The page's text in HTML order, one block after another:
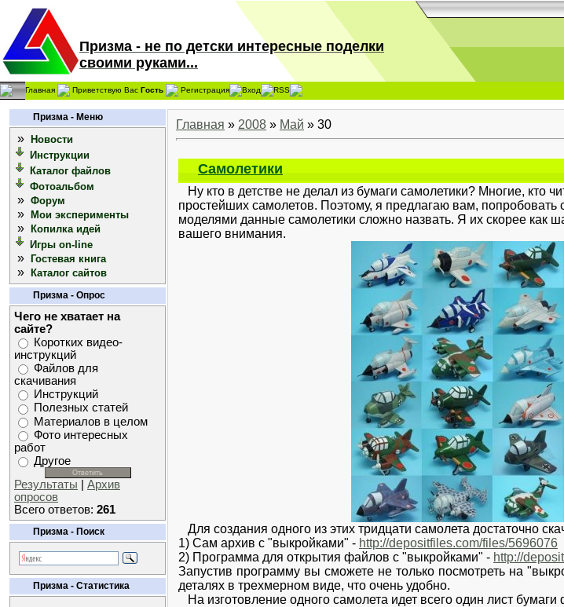
Призма - не по детски интересные поделки
своими руками...
Главная Приветствую Вас Гость Регистрация Вход RSS
Призма - Меню
»
Новости
Инструкции
Каталог файлов
Фотоальбом
» Форум
» Мои эксперименты
»
Копилка идей
Игры on-line
» Гостевая книга
» Каталог сайтов
Призма - Опрос
Чего не хватает на
сайте?
Коротких видео-
инструкций
Файлов для
скачивания
Инструкций
Полезных статей
Материалов в целом
Фото интересных
работ
Другое
Результаты
Архив
опросов
Всего ответов: 261
Призма - Поиск
Призма - Статистика
Главная » 2008 » Май » 30
Самолетики
Ну кто в детстве не делал из бумаги самолетики? Многие, кто
простейших самолетов. Поэтому, я предлагаю вам,
моделями данные самолетики сложно назвать. Я их скорее как
вашего внимания.
Для создания одного из этих тридцати самолета достаточно
1) Сам архив с "выкройками" - http://depositfiles.com/files/5696076
2) Программа для открытия файлов с "выкройками" - http://
Запустив программу вы сможете не только посмотреть на
деталях в трехмерном виде, что очень удобно.
На изготовление одного самолета идет всего один лист